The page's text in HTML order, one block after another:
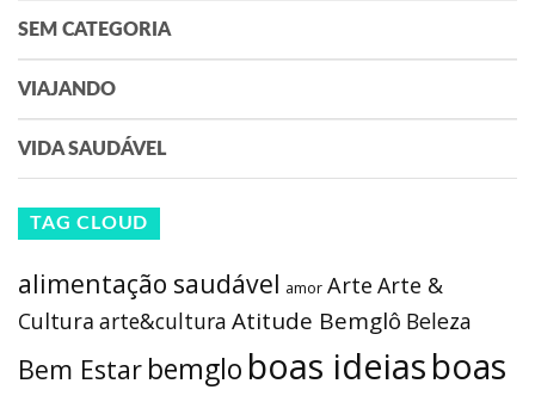
SEM CATEGORIA
VIAJANDO
VIDA SAUDÁVEL
TAG CLOUD
alimentação saudável amor Arte Arte &
Cultura arte&cultura Atitude Bemglô Beleza
Bem Estar bemglo boas ideiasboas